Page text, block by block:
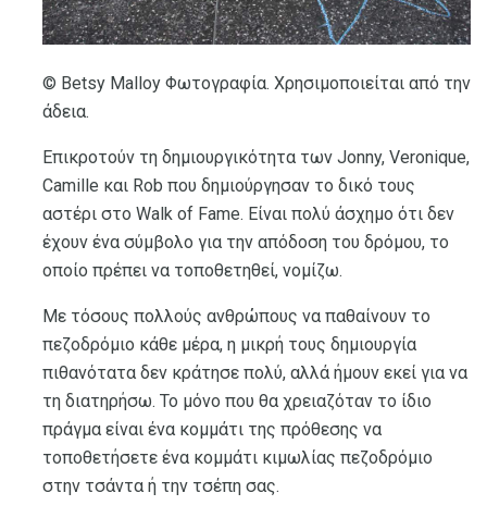
© Betsy Malloy Φωτογραφία. Χρησιμοποιείται από την
άδεια.
Επικροτούν τη δημιουργικότητα των Jonny, Veronique,
Camille και Rob που δημιούργησαν το δικό τους
αστέρι στο Walk of Fame. Είναι πολύ άσχημο ότι δεν
έχουν ένα σύμβολο για την απόδοση του δρόμου, το
οποίο πρέπει να τοποθετηθεί, νομίζω.
Με τόσους πολλούς ανθρώπους να παθαίνουν το
πεζοδρόμιο κάθε μέρα, η μικρή τους δημιουργία
πιθανότατα δεν κράτησε πολύ, αλλά ήμουν εκεί για να
τη διατηρήσω. Το μόνο που θα χρειαζόταν το ίδιο
πράγμα είναι ένα κομμάτι της πρόθεσης να
τοποθετήσετε ένα κομμάτι κιμωλίας πεζοδρόμιο
στην τσάντα ή την τσέπη σας.